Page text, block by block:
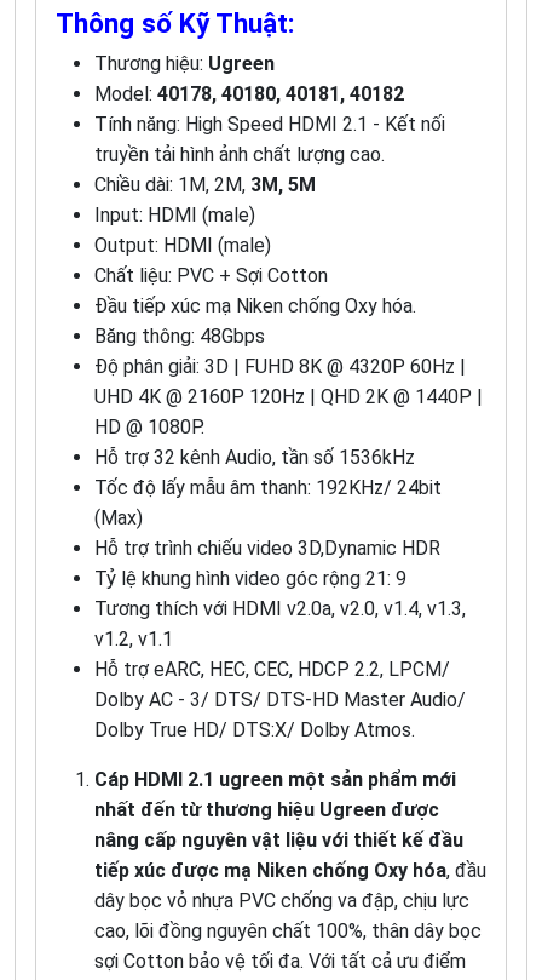
Thông số Kỹ Thuật:
Thương hiệu: Ugreen
Model: 40178, 40180, 40181, 40182
Tính năng: High Speed HDMI 2.1 - Kết nối
truyền tải hình ảnh chất lượng cao.
Chiều dài: 1M, 2M, 3M, 5M
Input: HDMI (male)
Output: HDMI (male)
Chất liệu: PVC + Sợi Cotton
Đầu tiếp xúc mạ Niken chống Oxy hóa.
Băng thông: 48Gbps
Độ phân giải: 3D | FUHD 8K @ 4320P 60Hz |
UHD 4K @ 2160P 120Hz | QHD 2K @ 1440P |
HD @ 1080P.
Hỗ trợ 32 kênh Audio, tần số 1536kHz
Tốc độ lấy mẫu âm thanh: 192KHz/ 24bit
(Max)
Hỗ trợ trình chiếu video 3D,Dynamic HDR
Tỷ lệ khung hình video góc rộng 21: 9
Tương thích với HDMI v2.0a, v2.0, v1.4, v1.3,
v1.2, v1.1
Hỗ trợ eARC, HEC, CEC, HDCP 2.2, LPCM/
Dolby AC - 3/ DTS/ DTS-HD Master Audio/
Dolby True HD/ DTS:X/ Dolby Atmos.
Cáp HDMI 2.1 ugreen một sản phẩm mới
nhất đến từ thương hiệu Ugreen được
nâng cấp nguyên vật liệu với thiết kế đầu
tiếp xúc được mạ Niken chống Oxy hóa, đầu
dây bọc vỏ nhựa PVC chống va đập, chịu lực
cao, lõi đồng nguyên chất 100%, thân dây bọc
sợi Cotton bảo vệ tối đa. Với tất cả ưu điểm